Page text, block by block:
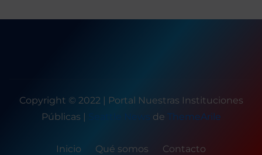
Copyright © 2022 | Portal Nuestras Instituciones
Públicas | Seattle News de ThemeArile
Inicio Qué somos Contacto